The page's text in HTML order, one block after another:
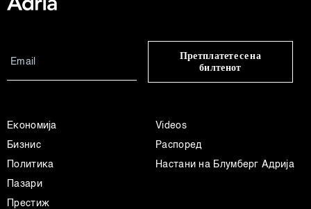
Претплатете се на
билтенот
Економија
Бизнис
Политика
Пазари
Престиж
Videos
Распоред
Настани на Блумберг Адрија